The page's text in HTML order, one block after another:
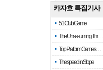
카자흐 특집기사
51 Club Game
The Unassuming Thr…
Top Platform Games…
The speed in Slope